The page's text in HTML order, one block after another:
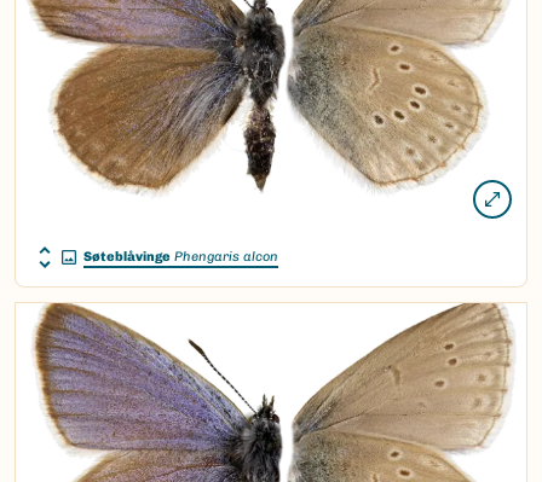
Søteblåvinge Phengaris alcon